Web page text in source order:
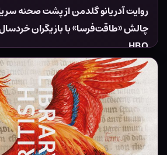
روایت آدریانو گلدمن از پشت صحنه
چالش «طاقت‌فرسا» با بازیگران
HBO